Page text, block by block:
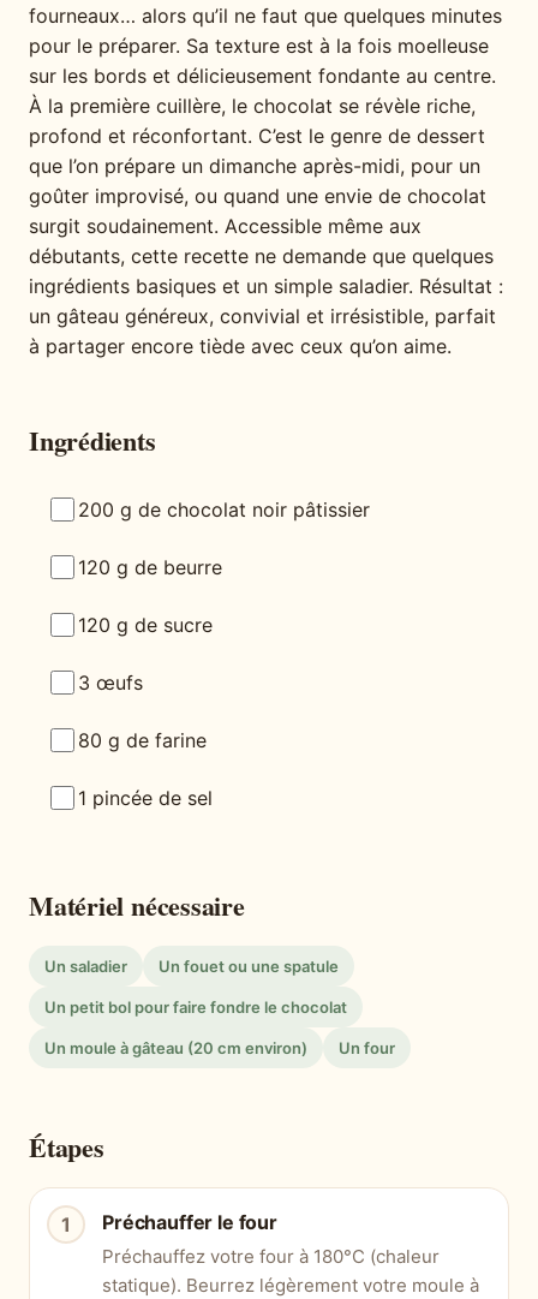
fourneaux… alors qu’il ne faut que quelques minutes
pour le préparer. Sa texture est à la fois moelleuse
sur les bords et délicieusement fondante au centre.
À la première cuillère, le chocolat se révèle riche,
profond et réconfortant. C’est le genre de dessert
que l’on prépare un dimanche après-midi, pour un
goûter improvisé, ou quand une envie de chocolat
surgit soudainement. Accessible même aux
débutants, cette recette ne demande que quelques
ingrédients basiques et un simple saladier. Résultat :
un gâteau généreux, convivial et irrésistible, parfait
à partager encore tiède avec ceux qu’on aime.
Ingrédients
200 g de chocolat noir pâtissier
120 g de beurre
120 g de sucre
3 œufs
80 g de farine
1 pincée de sel
Matériel nécessaire
Un saladier Un fouet ou une spatule
Un petit bol pour faire fondre le chocolat
Un moule à gâteau (20 cm environ) Un four
Étapes
Préchauffer le four
Préchauffez votre four à 180°C (chaleur
statique). Beurrez légèrement votre moule à